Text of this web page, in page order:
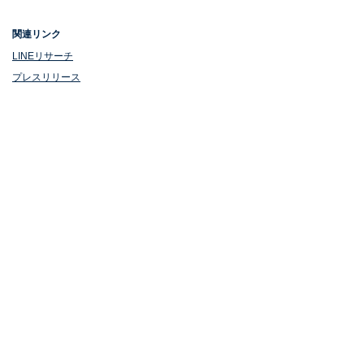
関連リンク
LINEリサーチ
プレスリリース